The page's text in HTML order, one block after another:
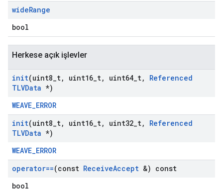
wideRange
bool
Herkese açık işlevler
init(uint8 t, uint16 t, uint64 t,
Referenced
TLVData *)
WEAVE_ERROR
init(uint8 t, uint16 t, uint32 t,
Referenced
TLVData *)
WEAVE_ERROR
operator==(const ReceiveAccept &) const
bool